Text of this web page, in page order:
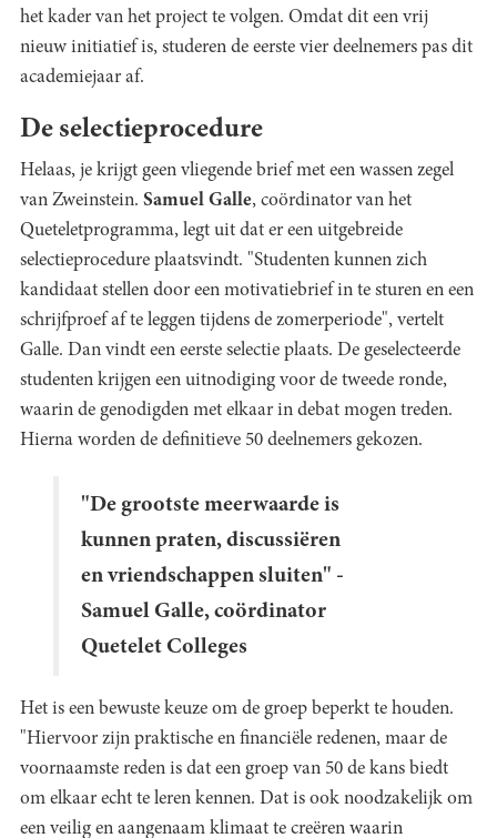
het kader van het project te volgen. Omdat dit een vrij
nieuw initiatief is, studeren de eerste vier deelnemers pas dit
academiejaar af.
De selectieprocedure
Helaas, je krijgt geen vliegende brief met een wassen zegel
van Zweinstein. Samuel Galle, coördinator van het
Queteletprogramma, legt uit dat er een uitgebreide
selectieprocedure plaatsvindt. "Studenten kunnen zich
kandidaat stellen door een motivatiebrief in te sturen en een
schrijfproef af te leggen tijdens de zomerperiode", vertelt
Galle. Dan vindt een eerste selectie plaats. De geselecteerde
studenten krijgen een uitnodiging voor de tweede ronde,
waarin de genodigden met elkaar in debat mogen treden.
Hierna worden de definitieve 50 deelnemers gekozen.
"De grootste meerwaarde is
kunnen praten, discussiëren
en vriendschappen sluiten" -
Samuel Galle, coördinator
Quetelet Colleges
Het is een bewuste keuze om de groep beperkt te houden.
"Hiervoor zijn praktische en financiële redenen, maar de
voornaamste reden is dat een groep van 50 de kans biedt
om elkaar echt te leren kennen. Dat is ook noodzakelijk om
een veilig en aangenaam klimaat te creëren waarin